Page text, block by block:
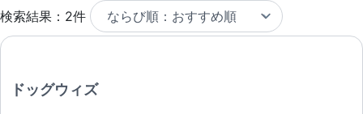
検索結果：2件
ドッグウィズ